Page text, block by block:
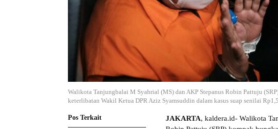
Walikota Tanjungbalai M Syahrial (MS) dan AKP Stepanus Robin Pattuju
keterlibatan Wakil Ketua DPR Aziz Syamsuddin dalam kasus suap senilai
JAKARTA, kaldera.id- Walikota
Pos Terkait